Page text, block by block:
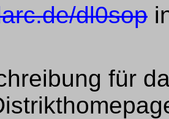
dl0sop
für